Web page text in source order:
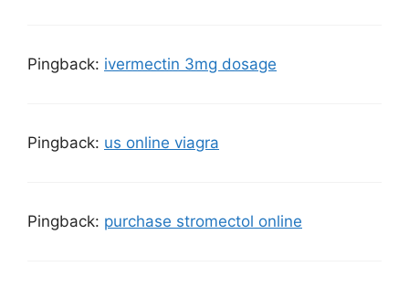
Pingback: ivermectin 3mg dosage
Pingback: us online viagra
Pingback: purchase stromectol online